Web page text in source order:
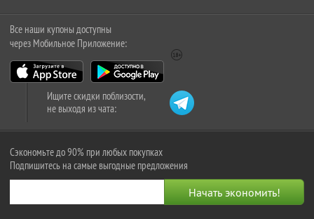
Все наши купоны доступны
через Мобильное Приложение:
Ищите скидки поблизости,
не выходя из чата:
Сэкономьте до 90% при любых покупках
Подпишитесь на самые выгодные предложения